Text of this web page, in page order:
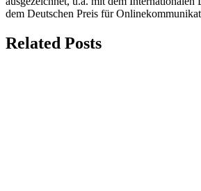
dem Deutschen Preis für
Related Posts